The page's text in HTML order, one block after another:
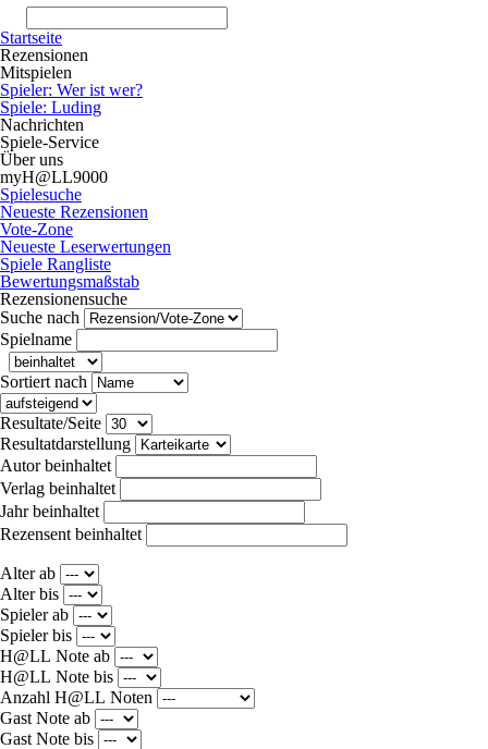
Startseite
Rezensionen
Mitspielen
Spieler: Wer ist wer?
Spiele: Luding
Nachrichten
Spiele-Service
Über uns
myH@LL9000
Spielesuche
Neueste Rezensionen
Vote-Zone
Neueste Leserwertungen
Spiele Rangliste
Bewertungsmaßstab
Rezensionensuche
Suche nach
Spielname
Sortiert nach
Resultate/Seite
Resultatdarstellung
Autorbeinhaltet
Verlag beinhaltet
Jahrbeinhaltet
Rezensent beinhaltet
Alter ab
Alter bis
Spieler ab
Spieler bis
H@LL Note ab
H@LL Note bis
Anzahl H@LL Noten
Gast Note ab
Gast Note bis